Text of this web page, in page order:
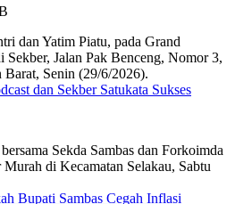
dan Sekber Satukata Sukses
Bupati Sambas Cegah Inflasi